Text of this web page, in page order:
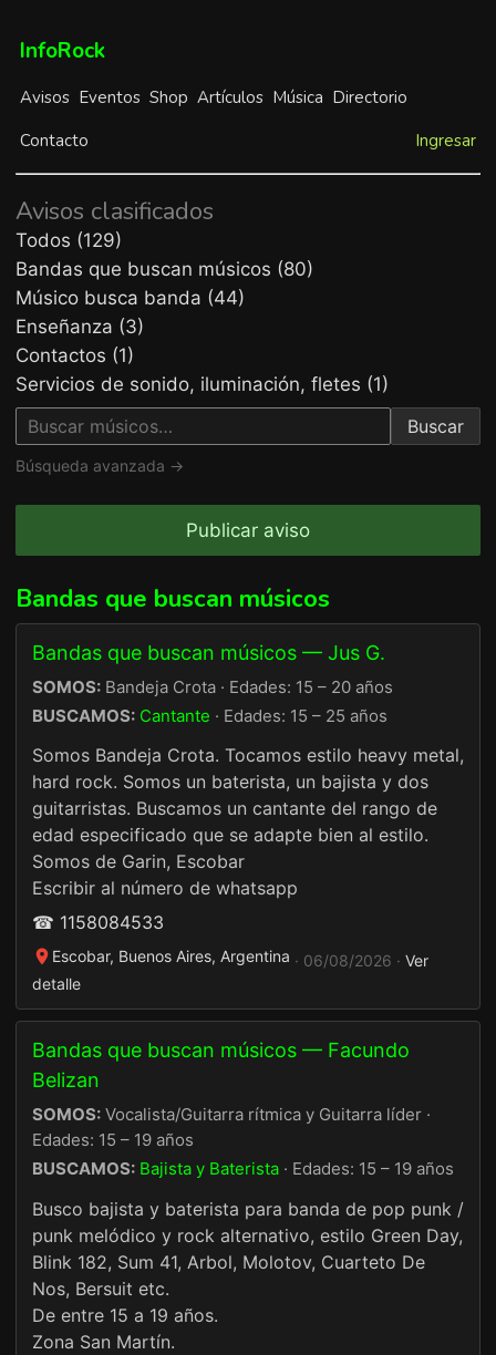
InfoRock
Avisos Eventos Shop Artículos Música Directorio
Contacto
Ingresar
Avisos clasificados
Todos (129)
Bandas que buscan músicos (80)
Músico busca banda (44)
Enseñanza (3)
Contactos (1)
Servicios de sonido, iluminación, fletes (1)
Buscar
Búsqueda avanzada →
Publicar aviso
Bandas que buscan músicos
Bandas que buscan músicos — Jus G.
SOMOS: Bandeja Crota · Edades: 15 – 20 años
BUSCAMOS: Cantante · Edades: 15 – 25 años
Somos Bandeja Crota. Tocamos estilo heavy metal,
hard rock. Somos un baterista, un bajista y dos
guitarristas. Buscamos un cantante del rango de
edad especificado que se adapte bien al estilo.
Somos de Garin, Escobar
Escribir al número de whatsapp
☎ 1158084533
Escobar, Buenos Aires, Argentina · 06/08/2026 · Ver
detalle
Bandas que buscan músicos — Facundo
Belizan
SOMOS: Vocalista/Guitarra rítmica y Guitarra líder ·
Edades: 15 – 19 años
BUSCAMOS: Bajista y Baterista · Edades: 15 – 19 años
Busco bajista y baterista para banda de pop punk /
punk melódico y rock alternativo, estilo Green Day,
Blink 182, Sum 41, Arbol, Molotov, Cuarteto De
Nos, Bersuit etc.
De entre 15 a 19 años.
Zona San Martín.